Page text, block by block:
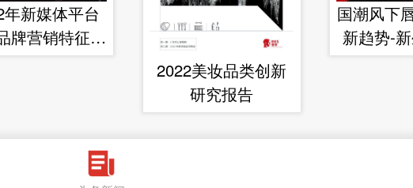
新媒体平台
牌营销特征分
析
2022美妆品类创新
研究报告
国潮风下
新趋势-新
监测